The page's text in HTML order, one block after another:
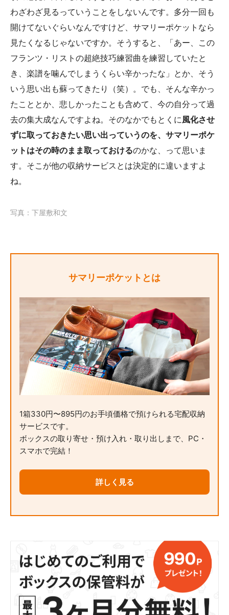
わざわざ見るっていうことをしないんです。多分一回も
開けてないぐらいなんですけど、サマリーポケットなら
見たくなるじゃないですか。そうすると、「あー、この
フランツ・リストの超絶技巧練習曲を練習していたと
き、楽譜を噛んでしまうくらい辛かったな」とか、そう
いう思い出も蘇ってきたり（笑）。でも、そんな辛かっ
たこととか、悲しかったことも含めて、今の自分って過
去の集大成なんですよね。そのなかでもとくに風化させ
ずに取っておきたい思い出っていうのを、サマリーポケ
ットはその時のまま取っておけるのかな、って思いま
す。そこが他の収納サービスとは決定的に違いますよ
ね。
写真：下屋敷和文
サマリーポケットとは
1箱330円〜895円のお手頃価格で預けられる宅配収納
サービスです。
ボックスの取り寄せ・預け入れ・取り出しまで、PC・
スマホで完結！
詳しく見る